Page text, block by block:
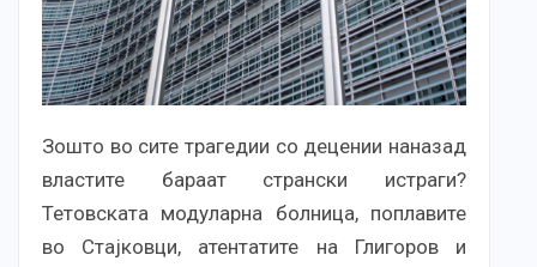
Зошто во сите трагедии со децении наназад
властите бараат странски истраги?
Тетовската модуларна болница, поплавите
во Стајковци, атентатите на Глигоров и